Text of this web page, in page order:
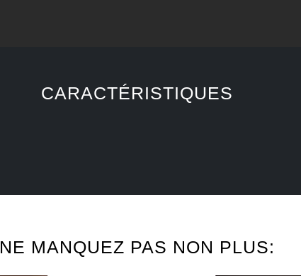
CARACTÉRISTIQUES
NE MANQUEZ PAS NON PLUS: